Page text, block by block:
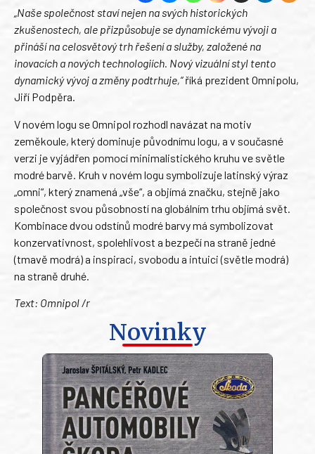
„Naše společnost staví nejen na svých historických
zkušenostech, ale přizpůsobuje se dynamickému vývoji a
přináší na celosvětový trh řešení a služby, založené na
inovacích a nových technologiích. Nový vizuální styl tento
dynamický vývoj a změny podtrhuje,“říká prezident Omnipolu,
Jiří Podpěra.
V novém logu se Omnipol rozhodl navázat na motiv
zeměkoule, který dominuje původnímu logu, a v současné
verzi je vyjádřen pomocí minimalistického kruhu ve světle
modré barvě. Kruh v novém logu symbolizuje latinský výraz
„omni“, který znamená „vše“, a objímá značku, stejně jako
společnost svou působností na globálním trhu objímá svět.
Kombinace dvou odstínů modré barvy má symbolizovat
konzervativnost, spolehlivost a bezpečí na straně jedné
(tmavě modrá) a inspiraci, svobodu a intuici (světle modrá)
na straně druhé.
Text: Omnipol /r
Novinky